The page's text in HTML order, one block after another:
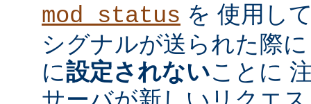
mod_status を 使用し
シグナルが送られた際
に設定されないことに